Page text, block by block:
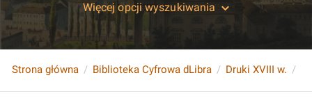
Więcej opcji wyszukiwania
Strona główna Biblioteka Cyfrowa dLibra Druki XVIII w.